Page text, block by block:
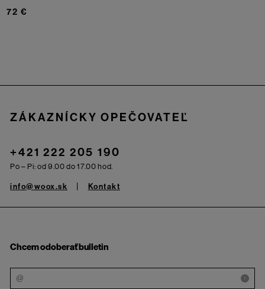
72 €
ZÁKAZNÍCKY OPEČOVATEĽ
+421 222 205 190
Po – Pi: od 9.00 do 17.00 hod.
info@woox.sk Kontakt
Chcem odoberať bulletin
i